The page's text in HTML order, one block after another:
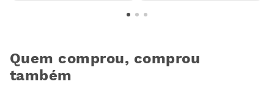
Quem comprou, comprou
também